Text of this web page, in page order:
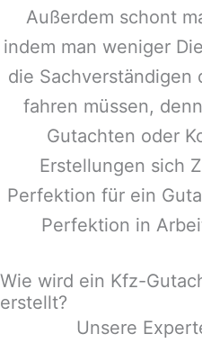
Außerdem schont
indem man weniger
die Sachverständigen
fahren müssen,
Gutachten oder
Erstellungen sich
Perfektion für ein
Perfektion in
Wie wird ein Kfz-
erstellt?
Unsere